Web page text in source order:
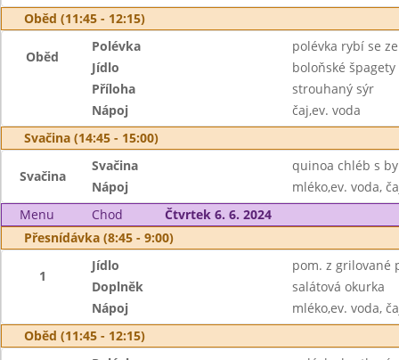
Oběd (11:45 - 12:15)
Oběd
Polévka
polévka rybí se
Jídlo
boloňské
Příloha
strouhaný sýr
Nápoj
čaj,ev. voda
Svačina (14:45 - 15:00)
Svačina
Svačina
quinoa chléb s
Nápoj
mléko,ev. voda,
Menu
Chod
Čtvrtek 6. 6. 2024
Přesnídávka (8:45 - 9:00)
1
Jídlo
pom. z grilované
Doplněk
salátová okurka
Nápoj
mléko,ev. voda,
Oběd (11:45 - 12:15)